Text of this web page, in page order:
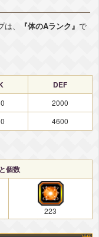
、 『体のAランク』 で
DEF
2000
4600
個数
223